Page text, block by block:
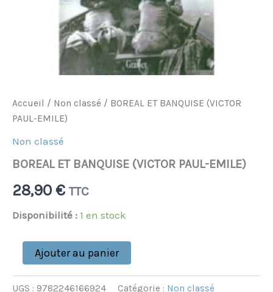
Accueil / Non classé / BOREAL ET BANQUISE (VICTOR
PAUL-EMILE)
Non classé
BOREAL ET BANQUISE (VICTOR PAUL-EMILE)
28,90 € TTC
Disponibilité : 1 en stock
Ajouter au panier
UGS : 9782246166924 Catégorie : Non classé